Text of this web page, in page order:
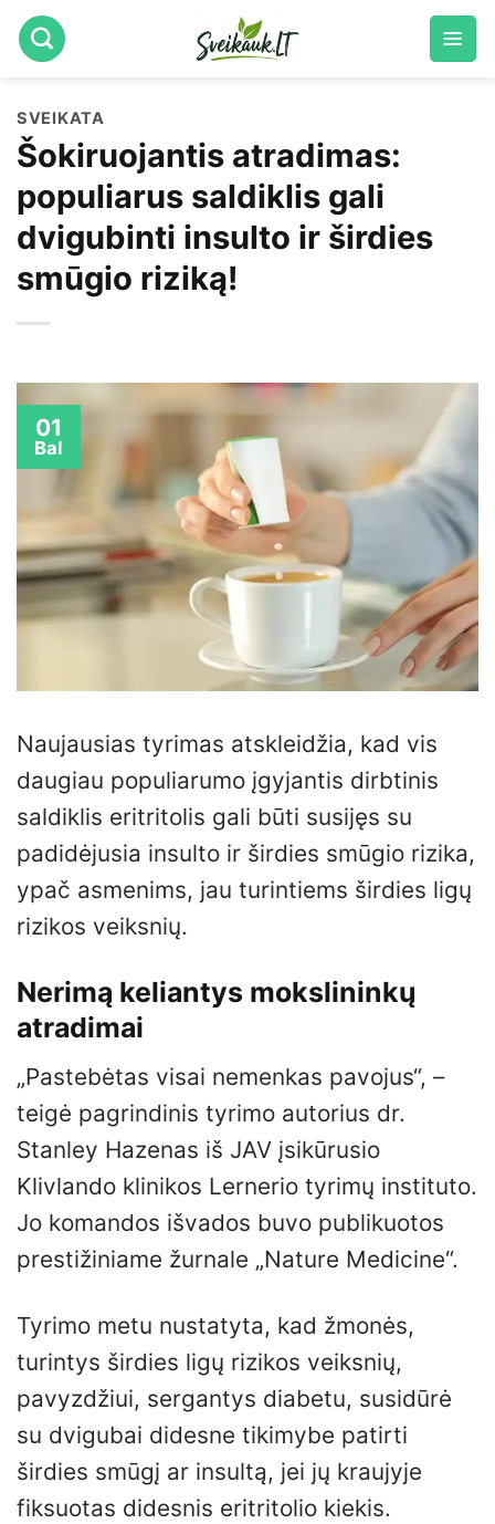
Skip
to
SVEIKATA
Šokiruojantis atradimas:
populiarus saldiklis gali
dvigubinti insulto ir širdies
smūgio riziką!
01
Bal
Naujausias tyrimas atskleidžia, kad vis
daugiau populiarumo įgyjantis dirbtinis
saldiklis eritritolis gali būti susijęs su
padidėjusia insulto ir širdies smūgio rizika,
ypač asmenims, jau turintiems širdies ligų
rizikos veiksnių.
Nerimą keliantys mokslininkų
atradimai
„Pastebėtas visai nemenkas pavojus“, –
teigė pagrindinis tyrimo autorius dr.
Stanley Hazenas iš JAV įsikūrusio
Klivlando klinikos Lernerio tyrimų instituto.
Jo komandos išvados buvo publikuotos
prestižiniame žurnale „Nature Medicine“.
Tyrimo metu nustatyta, kad žmonės,
turintys širdies ligų rizikos veiksnių,
pavyzdžiui, sergantys diabetu, susidūrė
su dvigubai didesne tikimybe patirti
širdies smūgį ar insultą, jei jų kraujyje
fiksuotas didesnis eritritolio kiekis.